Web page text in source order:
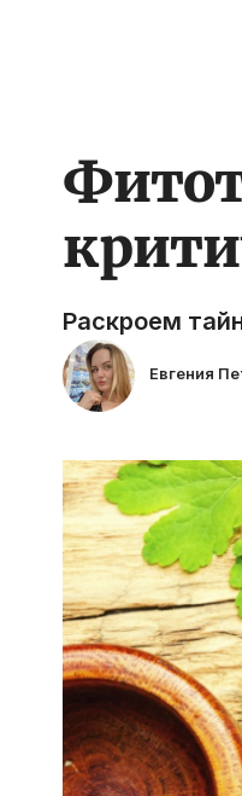
Раскроем
Евгения